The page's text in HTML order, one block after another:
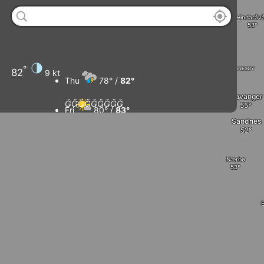
Nærbø
Rennesøy
Sandnes
Stavanger
82° 9 kt
Thu 78° / 82°
Fri 80° /83°
